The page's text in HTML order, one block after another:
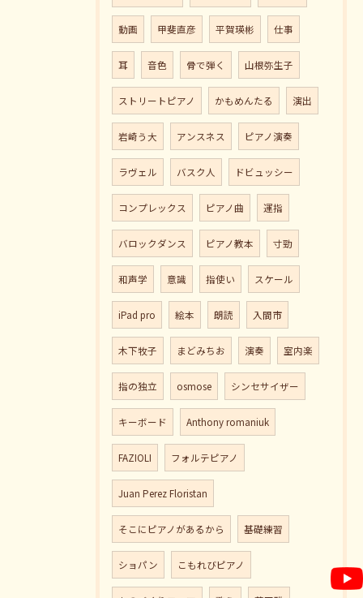
動画 甲斐直彦 平賀瑛彬 仕事
耳 音色 骨で弾く 山根弥生子
ストリートピアノ かもめんたる 演出
岩崎う大 アンスネス ピアノ演奏
ラヴェル バスク人 ドビュッシー
コンプレックス ピアノ曲 運指
バロックダンス ピアノ教本 寸勁
和声学 意識 指使い スケール
iPad pro 絵本 朗読 入間市
木下牧子 まどみちお 演奏 室内楽
指の独立 osmose シンセサイザー
キーボード Anthony romaniuk
FAZIOLI フォルテピアノ
Juan Perez Floristan
そこにピアノがあるから 基礎練習
ショパン こもれびピアノ